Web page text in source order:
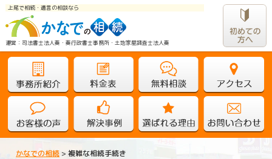
上尾で相続・遺言の相談なら
かなでの相続>複雑な相続手続き